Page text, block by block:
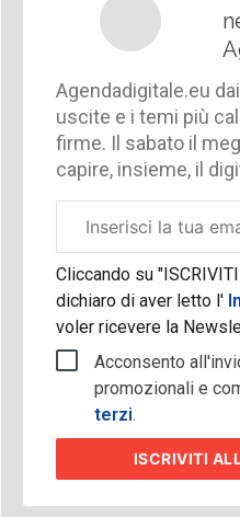
Agendadigitale.eu
uscite e i temi più
firme. Il sabato il
capire, insieme, il
aziendale
Cliccando su
dichiaro di aver letto l'
voler ricevere la
Acconsento
promozionali e
terzi.
ISCRIVITI